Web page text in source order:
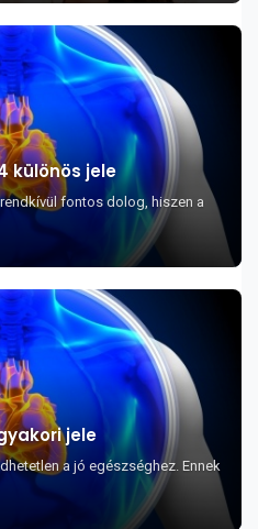
különös jele
fontos dolog, hiszen a
jele
a jó egészséghez. Ennek